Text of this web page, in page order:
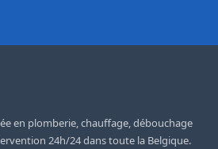
en plomberie, chauffage, débouchage
24h/24 dans toute la Belgique.